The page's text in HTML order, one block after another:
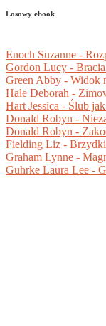
Losowy ebook
Enoch Suzanne -
Gordon Lucy -
Green Abby - Widok
Hale Deborah -
Hart Jessica - Ślub
Donald Robyn -
Donald Robyn -
Fielding Liz -
Graham Lynne -
Guhrke Laura Lee -